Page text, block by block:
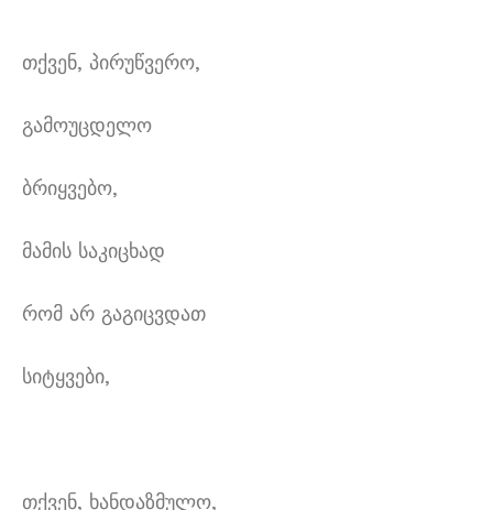
თქვენ, პირუწვერო,
გამოუცდელო
ბრიყვებო,
მამის საკიცხად
რომ არ გაგიცვდათ
სიტყვები,
თქვენ, ხანდაზმულო,